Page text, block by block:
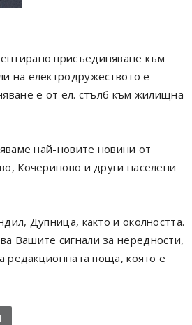
присъединяване към
на електродружеството е
е от ел. стълб към жилищна
най-новите новини от
Кочериново и други населени
Дупница, както и околността.
Вашите сигнали за нередности,
редакционната поща, която е